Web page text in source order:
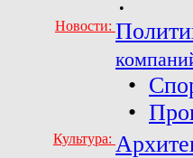
•
Новости:
•
•
Культура: